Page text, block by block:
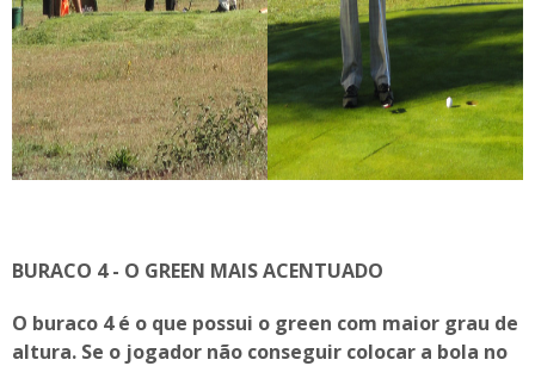
BURACO 4 - O GREEN MAIS ACENTUADO
O buraco 4 é o que possui o green com maior grau de
altura. Se o jogador não conseguir colocar a bola no